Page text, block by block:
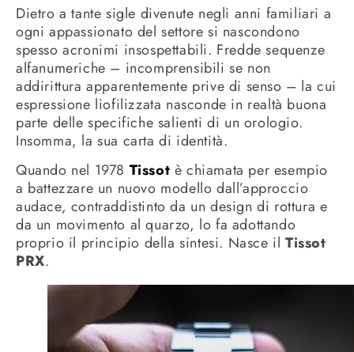
Dietro a tante sigle divenute negli anni familiari a
ogni appassionato del settore si nascondono
spesso acronimi insospettabili. Fredde sequenze
alfanumeriche – incomprensibili se non
addirittura apparentemente prive di senso – la cui
espressione liofilizzata nasconde in realtà buona
parte delle specifiche salienti di un orologio.
Insomma, la sua carta di identità.
Quando nel 1978 Tissot è chiamata per esempio
a battezzare un nuovo modello dall’approccio
audace, contraddistinto da un design di rottura e
da un movimento al quarzo, lo fa adottando
proprio il principio della sintesi. Nasce ilTissot
PRX.